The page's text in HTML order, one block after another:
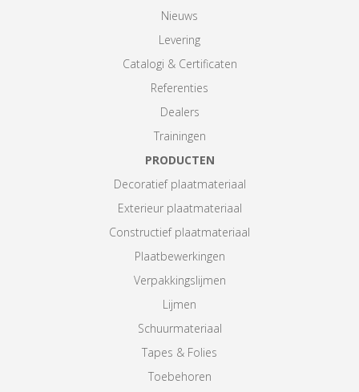
Nieuws
Levering
Catalogi & Certificaten
Referenties
Dealers
Trainingen
PRODUCTEN
Decoratief plaatmateriaal
Exterieur plaatmateriaal
Constructief plaatmateriaal
Plaatbewerkingen
Verpakkingslijmen
Lijmen
Schuurmateriaal
Tapes & Folies
Toebehoren